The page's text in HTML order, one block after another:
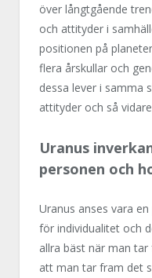
över långtgående
och attityder i
positionen på
flera årskullar och
dessa lever i samma
attityder och så
Uranus
personen och
Uranus anses vara
för individualitet och
allra bäst när man
att man tar fram det